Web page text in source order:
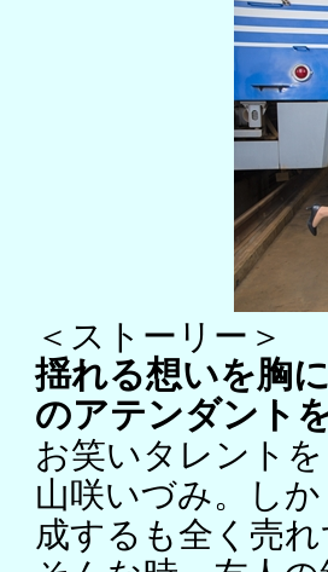
＜ストーリー＞
揺れる想いを胸
のアテンダント
お笑いタレント
山咲いづみ。し
成するも全く売